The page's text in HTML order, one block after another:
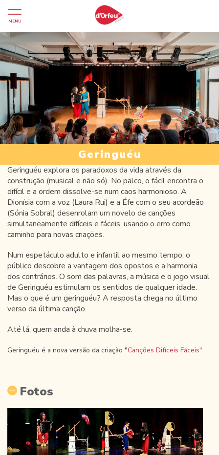
MENU
Geringuéu
Geringuéu explora os paradoxos da vida através da
construção (musical e não só). No palco, o fácil encontra o
difícil e a ordem dissolve-se num caos harmonioso. A
Dionísia com a voz (Laura Rui) e a Éfe com o seu acordeão
(Sónia Sobral) desenrolam um novelo de canções
simultaneamente difíceis e fáceis, usando o erro como
caminho para novas criações.
Num espetáculo adulto e infantil ao mesmo tempo, o
público descobre a vantagem dos opostos e a harmonia
dos contrários. O som das palavras, a música e o jogo visual
de Geringuéu estimulam os sentidos de qualquer idade.
Mas o que é um geringuéu? A resposta chega no último
verso da última canção.
Até lá, quem anda à chuva molha-se.
Geringuéu é a nova versão da criação "Canções Difíceis Fáceis".
Fotos